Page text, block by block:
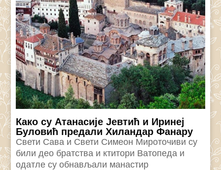
Како су Атанасије Јевтић и Иринеј
Буловић предали Хиландар Фанару
Свети Сава и Свети Симеон Мироточиви су
били део братства и ктитори Ватопеда и
одатле су обнављали манастир